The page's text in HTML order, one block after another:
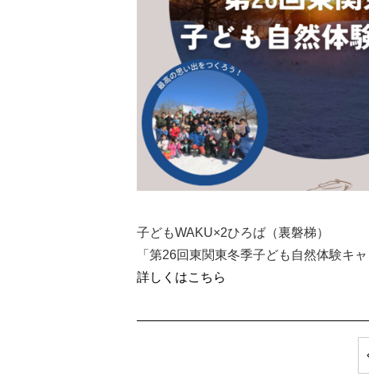
子どもWAKU×2ひろば（裏磐梯）
「第26回東関東冬季子ども自然体験キ
詳しくはこちら